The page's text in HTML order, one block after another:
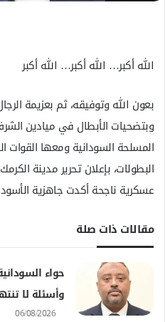
الله أكبر… الله أكبر… الله أكبر
بعون الله وتوفيقه، ثم بعزيمة
وبتضحيات الأبطال في ميادين
المسلحة السودانية ومعها
البطولات، بإعلان تحرير مدينة
عسكرية ناجحة أكدت جاهزية
مقالات ذات صلة
حواء
وأسئلة لا
06/08/2026